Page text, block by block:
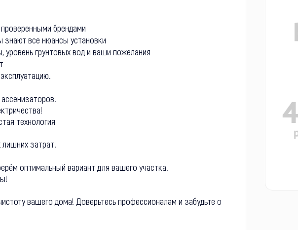
брендами
все нюансы установки
грунтовых вод и ваши пожелания
технология
затрат!
оптимальный вариант для вашего участка!
вашего дома! Доверьтесь профессионалам и забудьте о